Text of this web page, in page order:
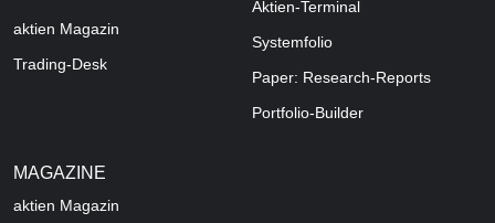
aktien Magazin
Trading-Desk
Aktien-Terminal
Systemfolio
Paper: Research-Reports
Portfolio-Builder
MAGAZINE
aktien Magazin